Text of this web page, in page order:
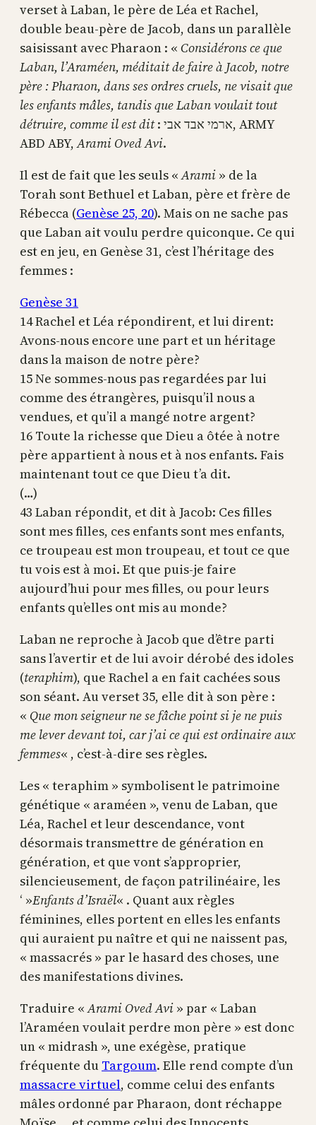
verset à Laban, le père de Léa et Rachel,
double beau-père de Jacob, dans un parallèle
saisissant avec Pharaon : « Considérons ce que
Laban, l’Araméen, méditait de faire à Jacob, notre
père : Pharaon, dans ses ordres cruels, ne visait que
les enfants mâles, tandis que Laban voulait tout
détruire, comme il est dit: ארמי אבד אבי, ARMY
ABD ABY,Arami Oved Avi.
Il est de fait que les seuls «Arami » de la
Torah sont Bethuel et Laban, père et frère de
Rébecca (Genèse 25, 20). Mais on ne sache pas
que Laban ait voulu perdre quiconque. Ce qui
est en jeu, en Genèse 31, c’est l’héritage des
femmes :
Genèse 31
14 Rachel et Léa répondirent, et lui dirent:
Avons-nous encore une part et un héritage
dans la maison de notre père?
15 Ne sommes-nous pas regardées par lui
comme des étrangères, puisqu’il nous a
vendues, et qu’il a mangé notre argent?
16 Toute la richesse que Dieu a ôtée à notre
père appartient à nous et à nos enfants. Fais
maintenant tout ce que Dieu t’a dit.
(…)
43 Laban répondit, et dit à Jacob: Ces filles
sont mes filles, ces enfants sont mes enfants,
ce troupeau est mon troupeau, et tout ce que
tu vois est à moi. Et que puis-je faire
aujourd’hui pour mes filles, ou pour leurs
enfants qu’elles ont mis au monde?
Laban ne reproche à Jacob que d’être parti
sans l’avertir et de lui avoir dérobé des idoles
(teraphim), que Rachel a en fait cachées sous
son séant. Au verset 35, elle dit à son père :
« Que mon seigneur ne se fâche point si je ne puis
me lever devant toi, car j’ai ce qui est ordinaire aux
femmes« , c’est-à-dire ses règles.
Les « teraphim » symbolisent le patrimoine
génétique « araméen », venu de Laban, que
Léa, Rachel et leur descendance, vont
désormais transmettre de génération en
génération, et que vont s’approprier,
silencieusement, de façon patrilinéaire, les
‘ »Enfants d’Israël« . Quant aux règles
féminines, elles portent en elles les enfants
qui auraient pu naître et qui ne naissent pas,
« massacrés » par le hasard des choses, une
des manifestations divines.
Traduire «Arami Oved Avi » par « Laban
l’Araméen voulait perdre mon père » est donc
un « midrash », une exégèse, pratique
fréquente du Targoum. Elle rend compte d’un
massacre virtuel, comme celui des enfants
mâles ordonné par Pharaon, dont réchappe